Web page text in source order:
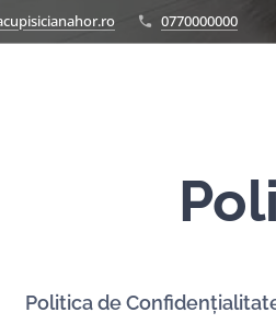
0770000000
Politica de